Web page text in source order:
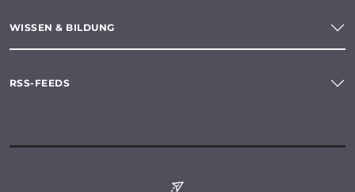
WISSEN & BILDUNG
RSS-FEEDS